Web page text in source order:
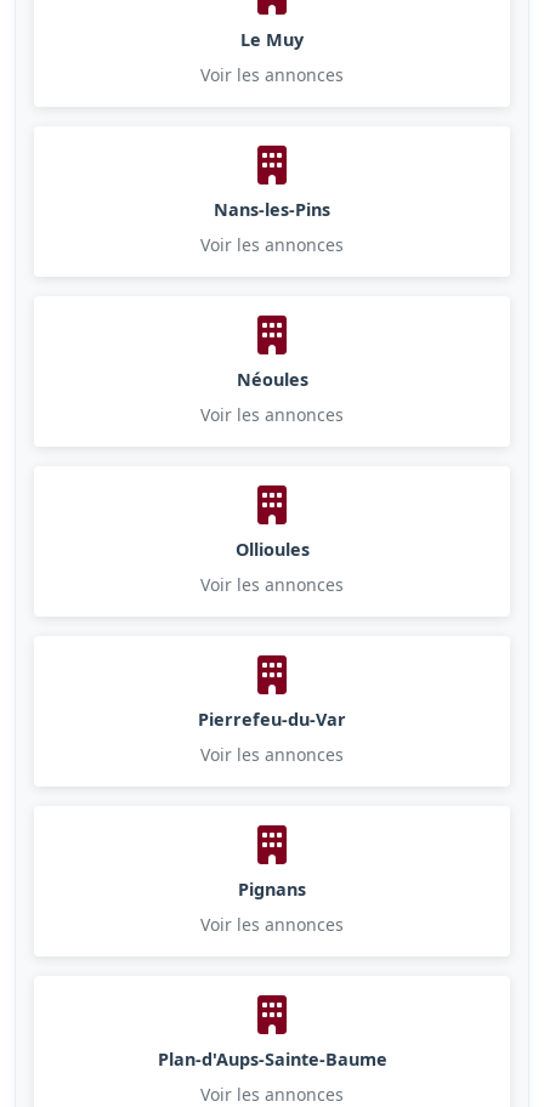
Le Muy
Voir les annonces
Nans-les-Pins
Voir les annonces
Néoules
Voir les annonces
Ollioules
Voir les annonces
Pierrefeu-du-Var
Voir les annonces
Pignans
Voir les annonces
Plan-d'Aups-Sainte-Baume
Voir les annonces